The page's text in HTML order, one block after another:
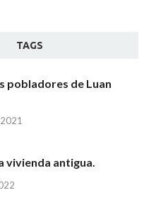
TAGS
pobladores de Luan
vivienda antigua.